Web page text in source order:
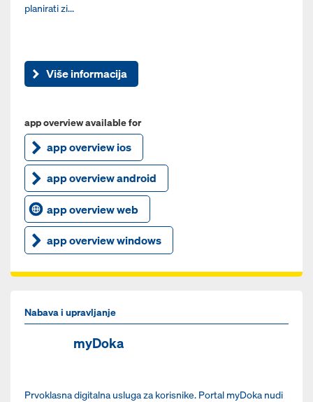
planirati zi...
Više informacija
app overview available for
app overview ios
app overview android
app overview web
app overview windows
Nabava i upravljanje
myDoka
Prvoklasna digitalna usluga za korisnike. Portal myDoka nudi